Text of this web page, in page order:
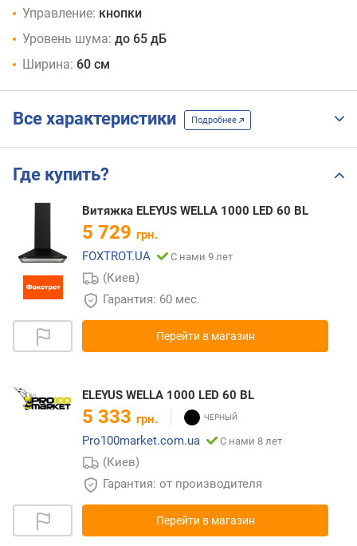
Управление: кнопки
Уровень шума: до 65 дБ
Ширина: 60 см
Все характеристики Подробнее
Где купить?
Витяжка ELEYUS WELLA 1000 LED 60 BL
5 729 грн.
FOXTROT.UA
С нами 9 лет
(Киев)
Гарантия: 60 мес.
Перейти в магазин
ELEYUS WELLA 1000 LED 60 BL
5 333 грн.
Pro100market.com.ua
С нами 8 лет
(Киев)
Гарантия: от производителя
Перейти в магазин